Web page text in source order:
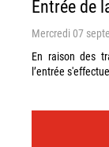
Entrée de
Mercredi 07
En raison des
l’entrée